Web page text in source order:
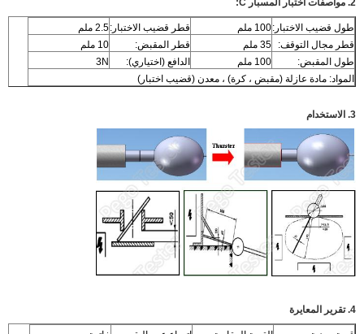
2. مواصفات اختبار المسبار C:
طول قضيب الاختبار:100 ملم قطر قضيب الاختبار:2.5 ملم
قطر مجال التوقف:
35 ملم قطر المقبض:
10 ملم
طول المقبض:
100 ملم الدافع (اختياري):
3N
المواد: مادة عازلة (مقبض ، كرة) ، معدن (قضيب اختبار)
3. الاستخدام
4. تقرير المعايرة